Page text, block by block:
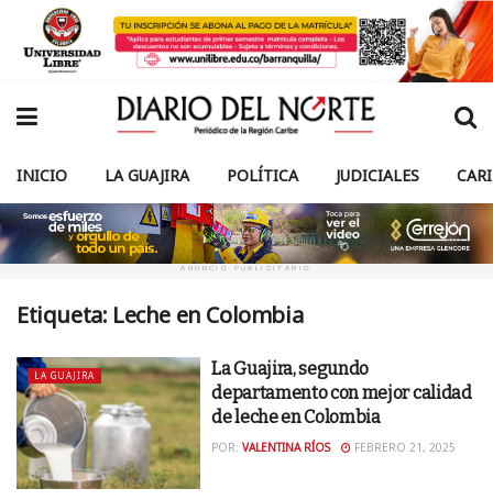
INICIO LA GUAJIRA POLÍTICA JUDICIALES
ANUNCIO PUBLICITARIO
Etiqueta: Leche en Colombia
LA GUAJIRA
La Guajira, segundo
departamento con mejor calidad
de leche en Colombia
POR: VALENTINA RÍOS FEBRERO 21, 2025